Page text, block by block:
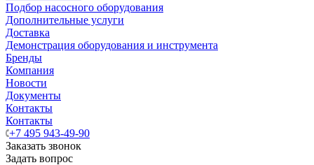
Подбор насосного оборудования
Дополнительные услуги
Доставка
Демонстрация оборудования и инструмента
Бренды
Компания
Новости
Документы
Контакты
Контакты
+7 495 943-49-90
Заказать звонок
Задать вопрос